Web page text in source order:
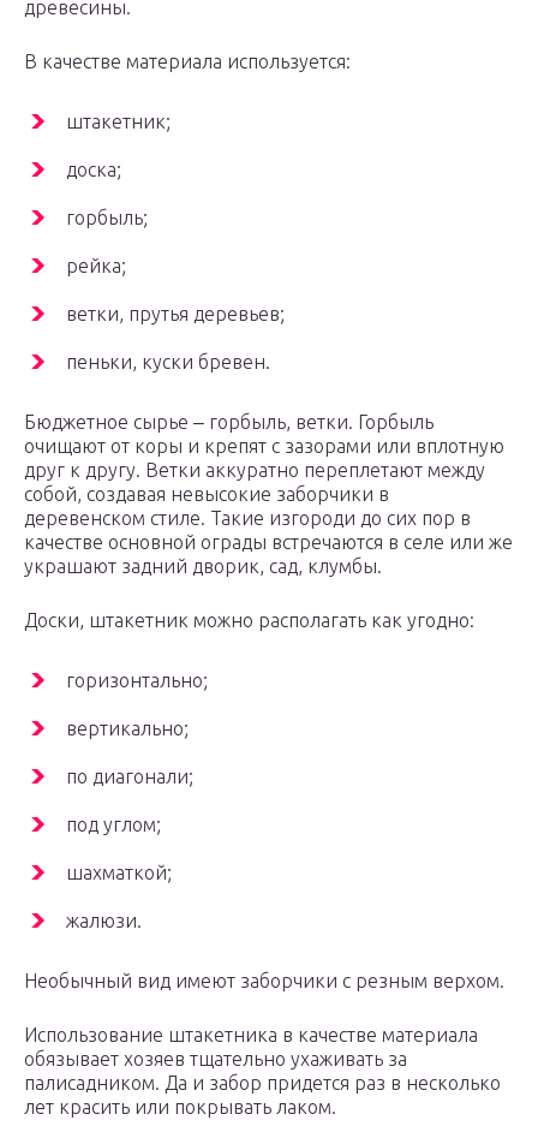
древесины.
В качестве материала используется:
штакетник;
доска;
горбыль;
рейка;
ветки, прутья деревьев;
пеньки, куски бревен.
Бюджетное сырье ‒ горбыль, ветки. Горбыль
очищают от коры и крепят с зазорами или вплотную
друг к другу. Ветки аккуратно переплетают между
собой, создавая невысокие заборчики в
деревенском стиле. Такие изгороди до сих пор в
качестве основной ограды встречаются в селе или же
украшают задний дворик, сад, клумбы.
Доски, штакетник можно располагать как угодно:
горизонтально;
вертикально;
по диагонали;
под углом;
шахматкой;
жалюзи.
Необычный вид имеют заборчики с резным верхом.
Использование штакетника в качестве материала
обязывает хозяев тщательно ухаживать за
палисадником. Да и забор придется раз в несколько
лет красить или покрывать лаком.